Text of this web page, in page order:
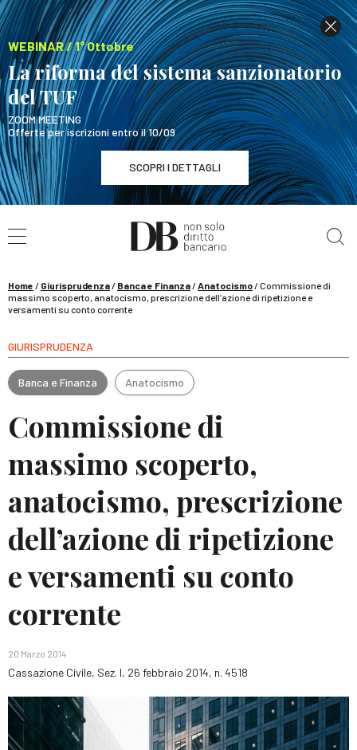
WEBINAR / 1° Ottobre
La riforma del sistema sanzionatorio
del TUF
ZOOM MEETING
Offerte per iscrizioni entro il 10/09
SCOPRI I DETTAGLI
WEBINAR / 1° Ottobre
La riforma del sistema sanzionatorio del TUF
Home / Giurisprudenza/ Banca e Finanza/Anatocismo/Commissione di
massimo scoperto, anatocismo, prescrizione dell’azione di ripetizione e
versamenti su conto corrente
GIURISPRUDENZA
Banca e Finanza Anatocismo
Commissione di
massimo scoperto,
anatocismo, prescrizione
dell’azione di ripetizione
e versamenti su conto
corrente
20 Marzo 2014
Cassazione Civile, Sez. I, 26 febbraio 2014, n. 4518